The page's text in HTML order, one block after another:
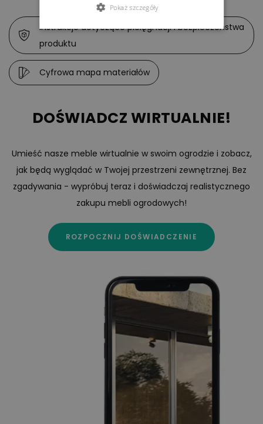
Instrukcje dotyczące pielęgnacji i bezpieczeństwa
produktu
Cyfrowa mapa materiałów
DOŚWIADCZ WIRTUALNIE!
Umieść nasze meble wirtualnie w swoim ogrodzie i zobacz,
jak będą wyglądać w Twojej przestrzeni zewnętrznej. Bez
zgadywania - wypróbuj teraz i doświadczaj realistycznego
zakupu mebli ogrodowych!
ROZPOCZNIJ DOŚWIADCZENIE
Pokaż szczegóły